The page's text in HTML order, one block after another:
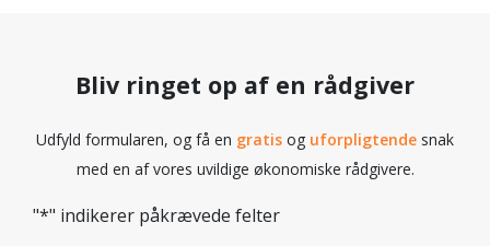
Bliv ringet op af en rådgiver
Udfyld formularen, og få en gratis og uforpligtende snak
med en af vores uvildige økonomiske rådgivere.
"*" indikerer påkrævede felter